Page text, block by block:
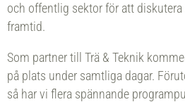
och offentlig sektor för att
framtid.
Som partner till Trä & Teknik
på plats under samtliga dagar.
så har vi flera spännande